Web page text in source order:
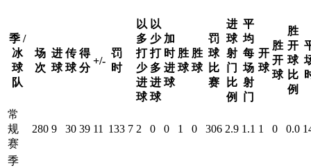
季 /
冰
球
队
场
次
进
球
传
球
得
分
+/-
罚
时
以
多
打
少
进
球
以
少
打
多
进
球
加
时
进
球
胜
球
胜
球
罚
球
比
赛
进
球
射
门
比
例
平
均
每
场
射
门
开
球
胜
开
球
胜
开
球
比
例
常
规
赛
280 9 30 39 11 133 7 2 0 0 1 0 306 2.9 1.1 1 0 0.0
季